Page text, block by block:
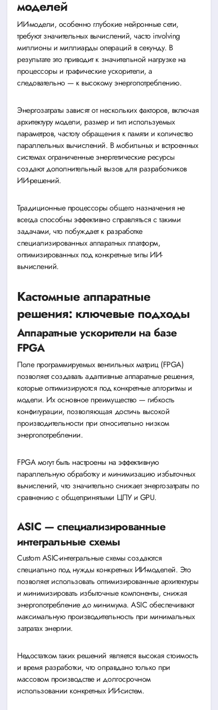
моделей
ИИ-модели, особенно глубокие нейронные сети,
требуют значительных вычислений, часто involving
миллионы и миллиарды операций в секунду. В
результате это приводит к значительной нагрузке на
процессоры и графические ускорители, а
следовательно — к высокому энергопотреблению.
Энергозатраты зависят от нескольких факторов, включая
архитектуру модели, размер и тип используемых
параметров, частоту обращения к памяти и количество
параллельных вычислений. В мобильных и встроенных
системах ограниченные энергетические ресурсы
создают дополнительный вызов для разработчиков
ИИ-решений.
Традиционные процессоры общего назначения не
всегда способны эффективно справляться с такими
задачами, что побуждает к разработке
специализированных аппаратных платформ,
оптимизированных под конкретные типы ИИ-
вычислений.
Кастомные аппаратные
решения: ключевые подходы
Аппаратные ускорители на базе
FPGA
Поле программируемых вентильных матриц (FPGA)
позволяет создавать адаптивные аппаратные решения,
которые оптимизируются под конкретные алгоритмы и
модели. Их основное преимущество — гибкость
конфигурации, позволяющая достичь высокой
производительности при относительно низком
энергопотреблении.
FPGA могут быть настроены на эффективную
параллельную обработку и минимизацию избыточных
вычислений, что значительно снижает энергозатраты по
сравнению с общепринятыми ЦПУ и GPU.
ASIC — специализированные
интегральные схемы
Custom ASIC-интегральные схемы создаются
специально под нужды конкретных ИИ-моделей. Это
позволяет использовать оптимизированные архитектуры
и минимизировать избыточные компоненты, снижая
энергопотребление до минимума. ASIC обеспечивают
максимальную производительность при минимальных
затратах энергии.
Недостатком таких решений является высокая стоимость
и время разработки, что оправдано только при
массовом производстве и долгосрочном
использовании конкретных ИИ-систем.